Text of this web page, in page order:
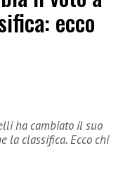
ecco
ha cambiato il suo
la classifica. Ecco chi